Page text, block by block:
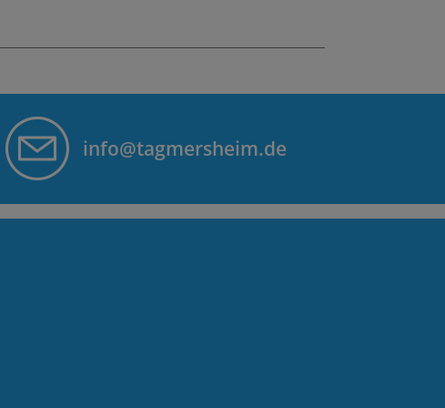
info@tagmersheim.de